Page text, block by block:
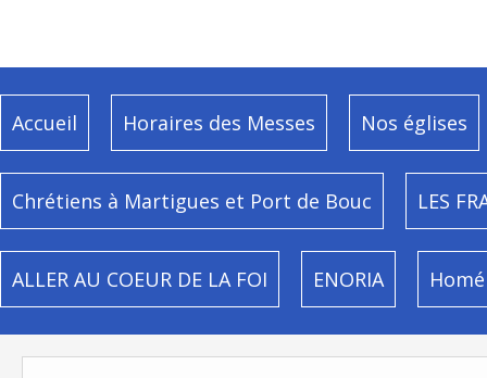
Accueil Horaires des Messes Nos églises
Chrétiens à Martigues et Port de Bouc LES
ALLER AU COEUR DE LA FOI ENORIA